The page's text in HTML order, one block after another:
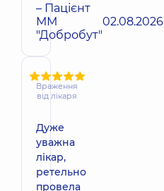
– Пацієнт
ММ
"Добробут"
02.08.2026
Враження
від лікаря
Дуже
уважна
лікар,
ретельно
провела